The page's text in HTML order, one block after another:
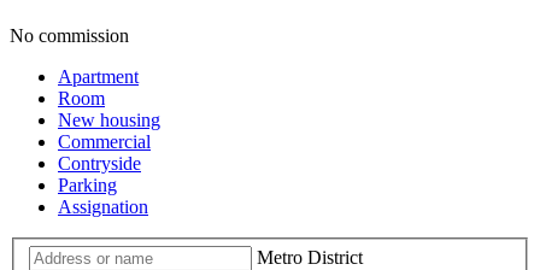
No commission
Apartment
Room
New housing
Commercial
Contryside
Parking
Assignation
Metro District